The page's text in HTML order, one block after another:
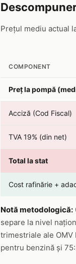
Prețul mediu actual
COMPONENT
Preț la pompă
Acciză (Cod Fiscal)
TVA 19% (din net)
Total la stat
Cost rafinărie +
Notă metodologică:
separe la nivel
trimestriale ale
pentru benzină și